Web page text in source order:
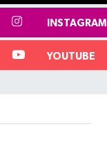
INSTAGRAM
YOUTUBE